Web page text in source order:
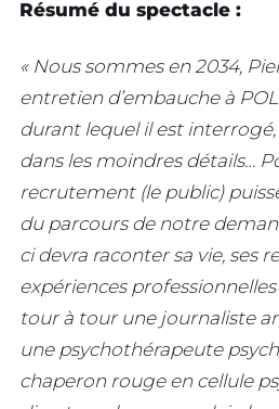
Résumé du spectacle :
« Nous sommes en 2034,
entretien d’embauche à
durant lequel il est
dans les moindres détails…
recrutement (le public)
du parcours de notre
ci devra raconter sa vie, ses
expériences
tour à tour une journaliste
une psychothérapeute
chaperon rouge en cellule